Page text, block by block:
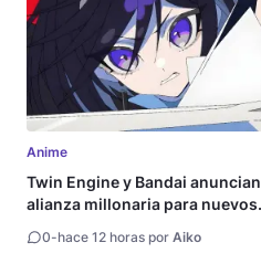
Anime
Twin Engine y Bandai anuncian
alianza millonaria para nuevos
0-hace 12 horas por Aiko